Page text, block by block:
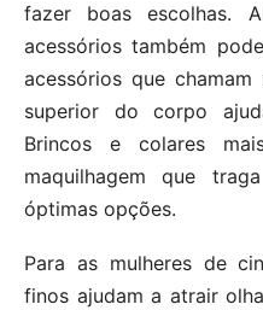
fazer boas escolhas.
acessórios também
acessórios que
superior do corpo
Brincos e colares
maquilhagem que
óptimas opções.
Para as mulheres de
finos ajudam a atrair